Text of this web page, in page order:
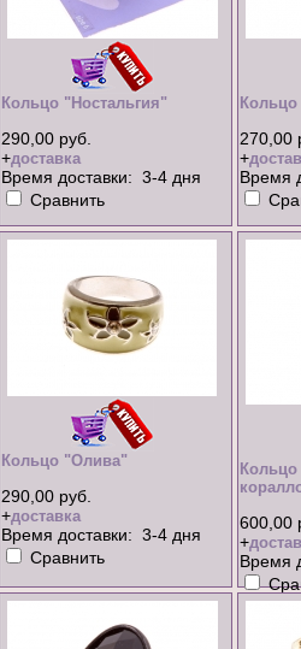
Кольцо "Ностальгия"
290,00 руб.
+доставка
Время доставки: 3-4 дня
Сравнить
270,00
+
Время
Кольцо "Олива"
290,00 руб.
+доставка
Время доставки: 3-4 дня
Сравнить
600,00
+
Время